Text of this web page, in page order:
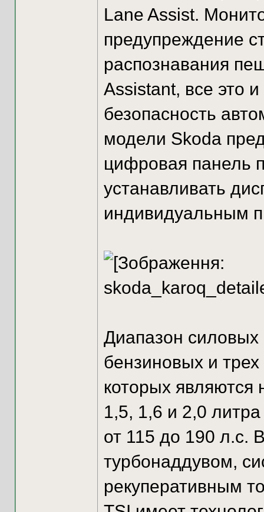
Lane Assist.
предупреждение
распознавания
Assistant, все это
безопасность
модели Skoda
цифровая панель
устанавливать
индивидуальным
Диапазон силовых
бензиновых и
которых являются
1,5, 1,6 и 2,0
от 115 до 190 л.с.
турбонаддувом,
рекуперативным